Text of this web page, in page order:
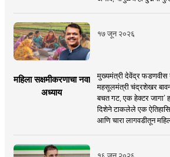
१७ जून २०२६
महिला सक्षमीकरणाचा नवा
अध्याय
मुख्यमंत्री देवेंद्र फडणवीस
महसूलमंत्री चंद्रशेखर
बचत गट, एक हेक्टर जागा’
दिशेने टाकलेले एक
आणि चारा लागवडीतून